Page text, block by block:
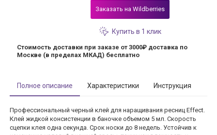
Заказать на Wildberries
Купить в 1 клик
Стоимость доставки при заказе от 3000₽ доставка по
Москве (в пределах МКАД) бесплатно
Полное описание Характеристики Инструкция
Профессиональный черный клей для наращивания ресниц Effect.
Клей жидкой консистенции в баночке объемом 5 мл. Скорость
сцепки клея одна секунда. Срок носки до 8 недель. Устойчив к